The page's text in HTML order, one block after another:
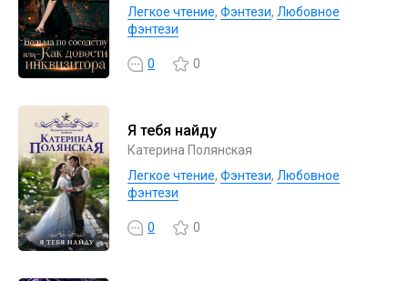
Легкое чтение, Фэнтези, Любовное
фэнтези
0 0
Я тебя найду
Катерина Полянская
Легкое чтение, Фэнтези, Любовное
фэнтези
0 0